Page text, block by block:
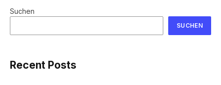
Suchen
SUCHEN
Recent Posts